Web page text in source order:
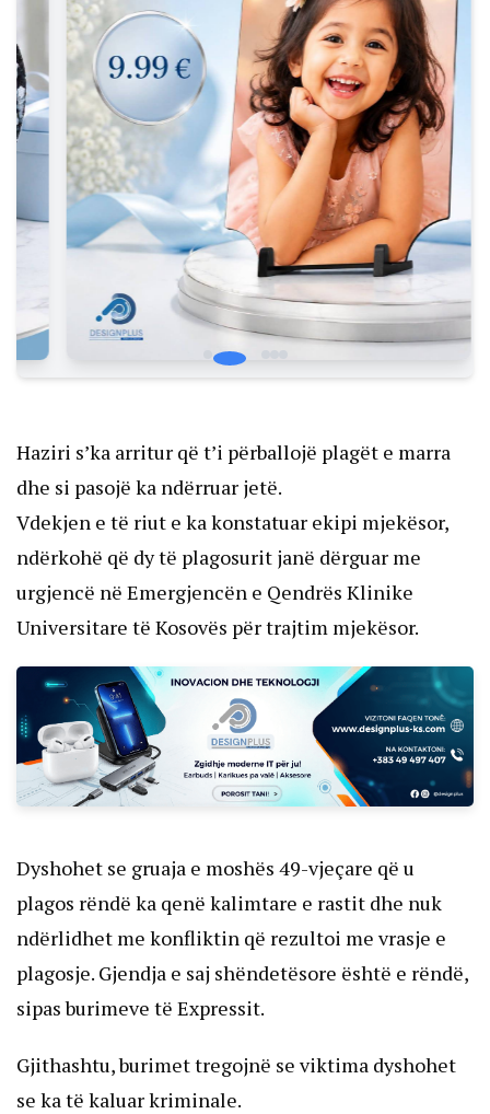
Haziri s’ka arritur që t’i përballojë plagët e marra
dhe si pasojë ka ndërruar jetë.
Vdekjen e të riut e ka konstatuar ekipi mjekësor,
ndërkohë që dy të plagosurit janë dërguar me
urgjencë në Emergjencën e Qendrës Klinike
Universitare të Kosovës për trajtim mjekësor.
Dyshohet se gruaja e moshës 49-vjeçare që u
plagos rëndë ka qenë kalimtare e rastit dhe nuk
ndërlidhet me konfliktin që rezultoi me vrasje e
plagosje. Gjendja e saj shëndetësore është e rëndë,
sipas burimeve të Expressit.
Gjithashtu, burimet tregojnë se viktima dyshohet
se ka të kaluar kriminale.